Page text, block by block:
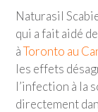
Naturasil
qui a fait aidé
àToronto au
les effets
l’infection à la
directement